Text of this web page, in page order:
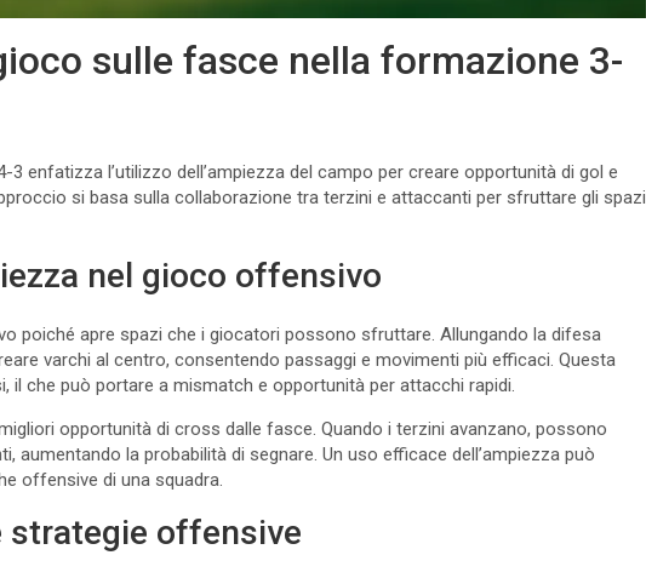
sulle fasce nella formazione 3-
enfatizza l’utilizzo dell’ampiezza del campo per creare opportunità di gol e
si basa sulla collaborazione tra terzini e attaccanti per sfruttare gli spazi
nel gioco offensivo
poiché apre spazi che i giocatori possono sfruttare. Allungando la difesa
varchi al centro, consentendo passaggi e movimenti più efficaci. Questa
il che può portare a mismatch e opportunità per attacchi rapidi.
opportunità di cross dalle fasce. Quando i terzini avanzano, possono
aumentando la probabilità di segnare. Un uso efficace dell’ampiezza può
offensive di una squadra.
strategie offensive